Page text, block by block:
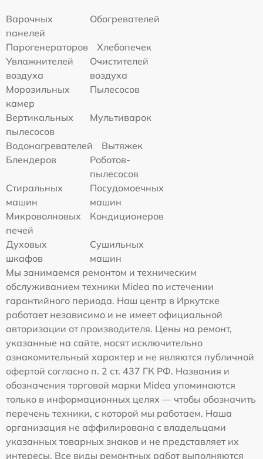
Варочных
панелей
Обогревателей
Парогенераторов
Хлебопечек
Увлажнителей
воздуха
Очистителей
воздуха
Морозильных
камер
Пылесосов
Вертикальных
пылесосов
Мультиварок
Водонагревателей
Вытяжек
Блендеров
Роботов-
пылесосов
Стиральных
машин
Посудомоечных
машин
Микроволновых
печей
Кондиционеров
Духовых
шкафов
Сушильных
машин
Мы занимаемся ремонтом и техническим
обслуживанием техники Midea по истечении
гарантийного периода. Наш центр в Иркутске
работает независимо и не имеет официальной
авторизации от производителя. Цены на ремонт,
указанные на сайте, носят исключительно
ознакомительный характер и не являются публичной
офертой согласно п. 2 ст. 437 ГК РФ. Названия и
обозначения торговой марки Midea упоминаются
только в информационных целях — чтобы обозначить
перечень техники, с которой мы работаем. Наша
организация не аффилирована с владельцами
указанных товарных знаков и не представляет их
интересы. Все виды ремонтных работ выполняются